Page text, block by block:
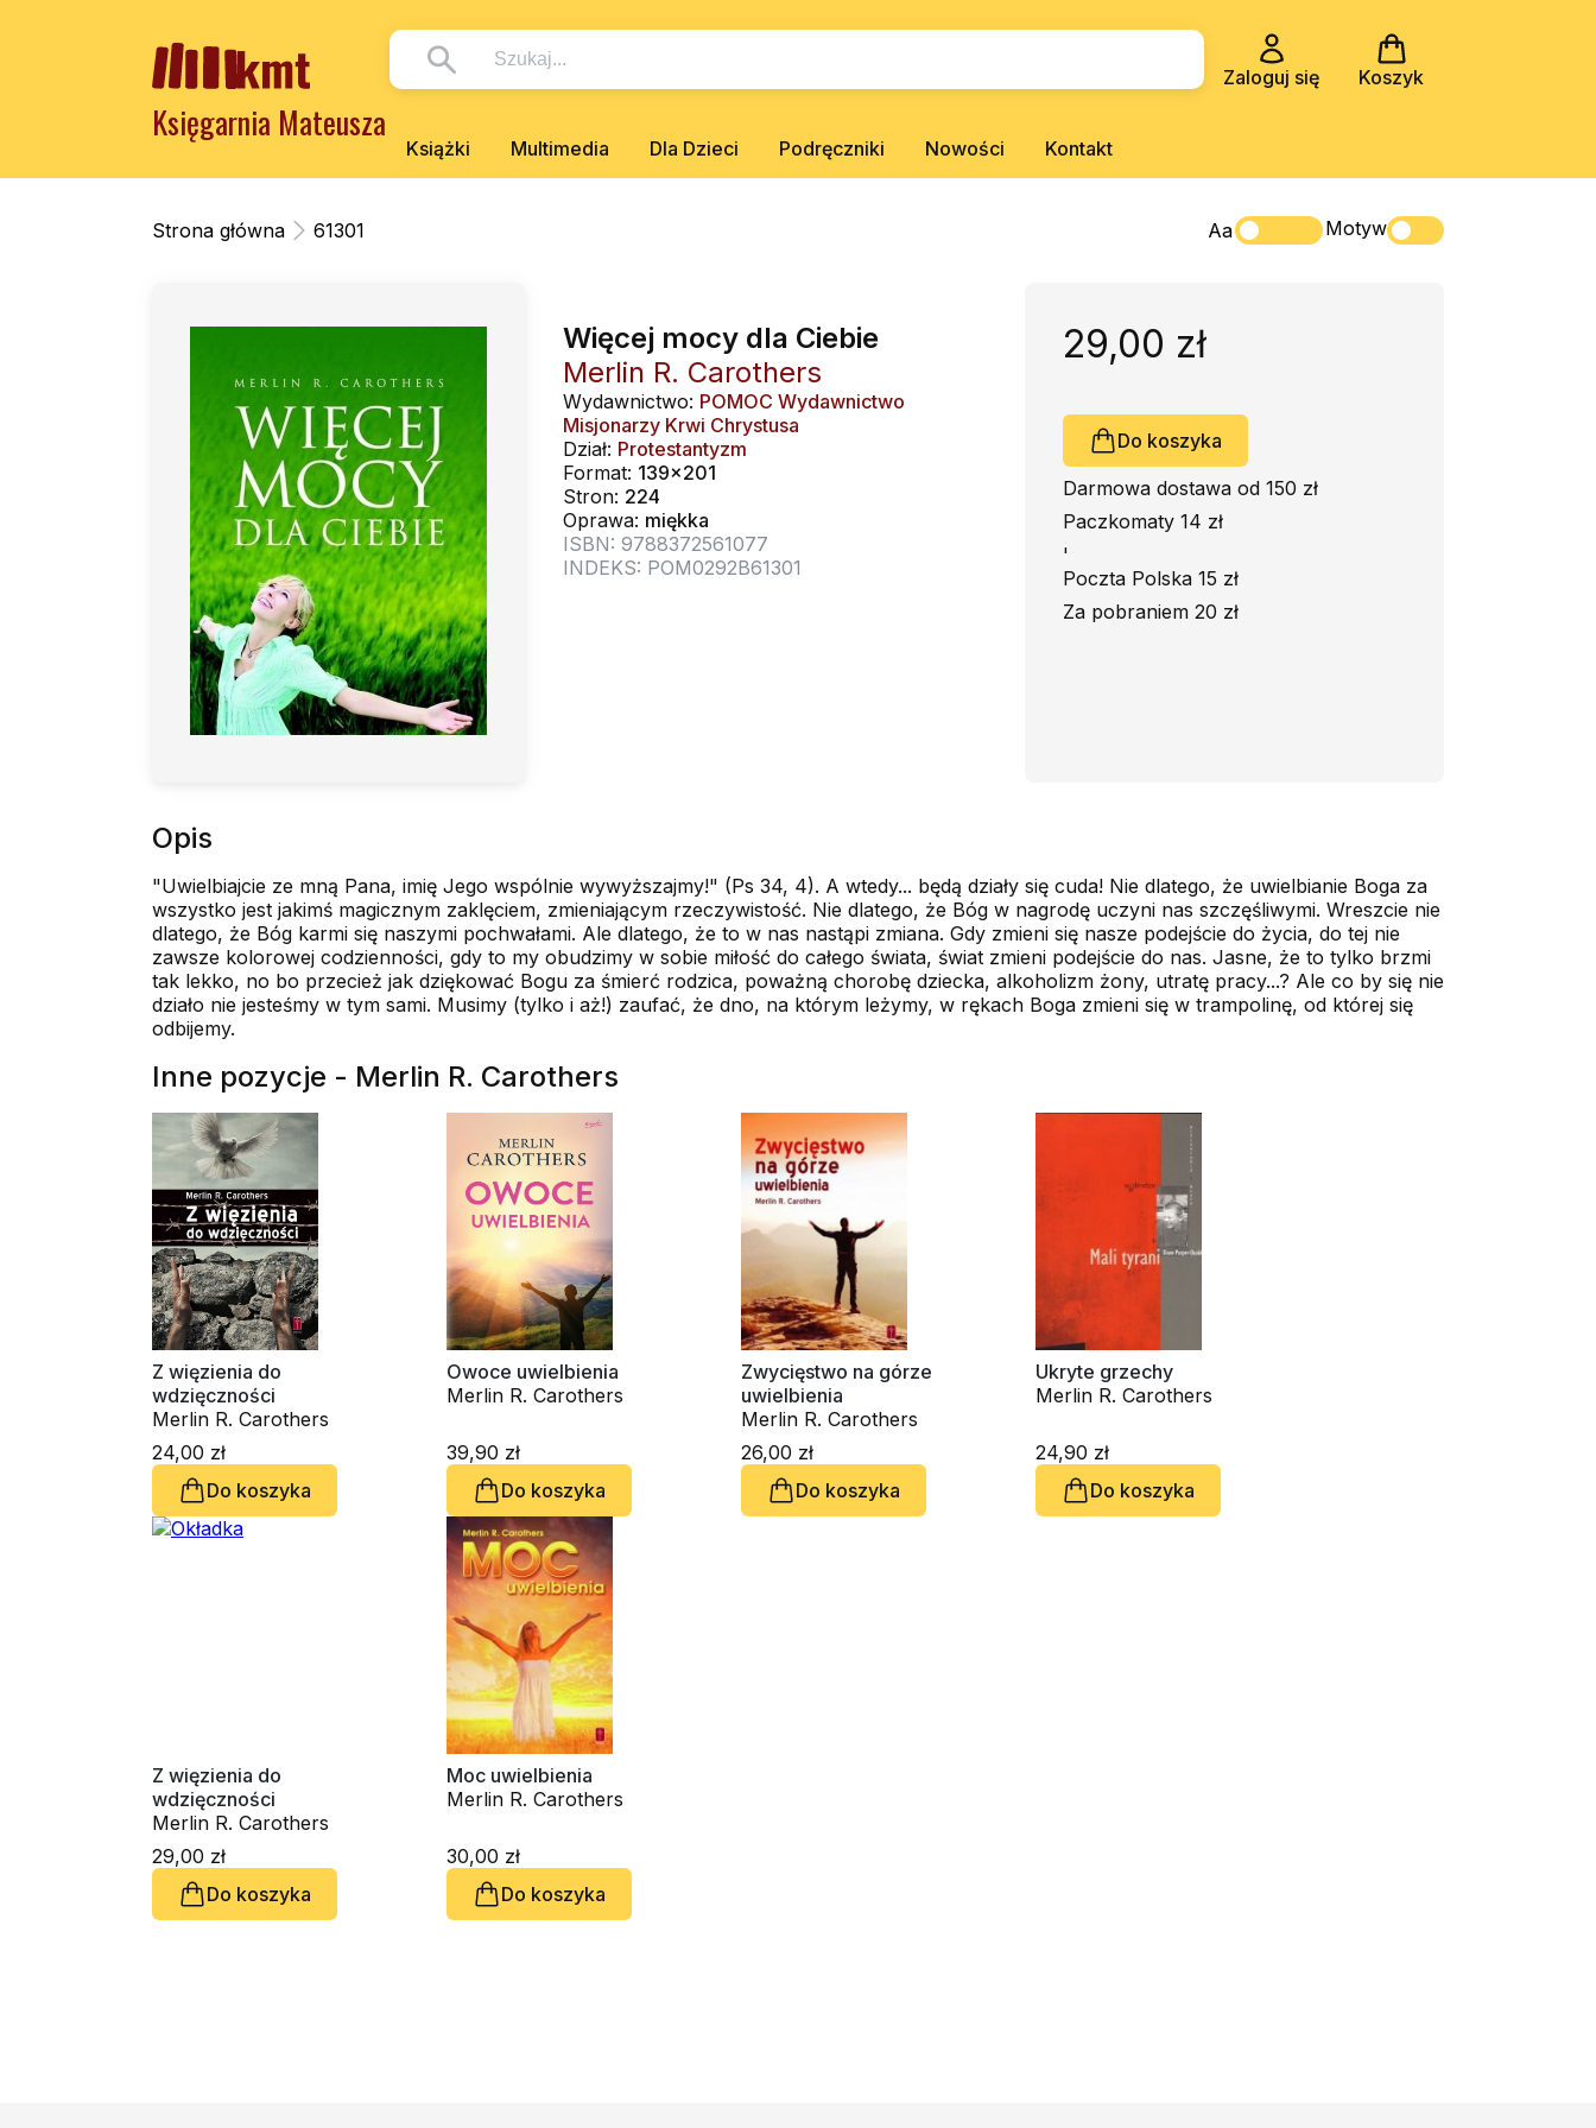
Zaloguj się Koszyk
Księgarnia Mateusza
Książki Multimedia Dla Dzieci Podręczniki Nowości Kontakt
Strona główna 61301 Aa Motyw
Więcej mocy dla Ciebie
Merlin R. Carothers
Wydawnictwo: POMOC Wydawnictwo
Misjonarzy Krwi Chrystusa
Dział: Protestantyzm
Format: 139x201
Stron: 224
Oprawa: miękka
ISBN: 9788372561077
INDEKS: POM0292B61301
29,00 zł
Do koszyka
Darmowa dostawa od 150 zł
Paczkomaty 14 zł
'
Poczta Polska 15 zł
Za pobraniem 20 zł
Opis
"Uwielbiajcie ze mną Pana, imię Jego wspólnie wywyższajmy!" (Ps 34, 4). A wtedy... będą działy się cuda! Nie dlatego, że uwielbianie Boga za
wszystko jest jakimś magicznym zaklęciem, zmieniającym rzeczywistość. Nie dlatego, że Bóg w nagrodę uczyni nas szczęśliwymi. Wreszcie nie
dlatego, że Bóg karmi się naszymi pochwałami. Ale dlatego, że to w nas nastąpi zmiana. Gdy zmieni się nasze podejście do życia, do tej nie
zawsze kolorowej codzienności, gdy to my obudzimy w sobie miłość do całego świata, świat zmieni podejście do nas. Jasne, że to tylko brzmi
tak lekko, no bo przecież jak dziękować Bogu za śmierć rodzica, poważną chorobę dziecka, alkoholizm żony, utratę pracy...? Ale co by się nie
działo nie jesteśmy w tym sami. Musimy (tylko i aż!) zaufać, że dno, na którym leżymy, w rękach Boga zmieni się w trampolinę, od której się
odbijemy.
Inne pozycje - Merlin R. Carothers
Z więzienia do
wdzięczności
Merlin R. Carothers
24,00 zł
Do koszyka
Owoce uwielbienia
Merlin R. Carothers
39,90 zł
Do koszyka
Zwycięstwo na górze
uwielbienia
Merlin R. Carothers
26,00 zł
Do koszyka
Ukryte grzechy
Merlin R. Carothers
24,90 zł
Do koszyka
Z więzienia do
wdzięczności
Merlin R. Carothers
29,00 zł
Do koszyka
Moc uwielbienia
Merlin R. Carothers
30,00 zł
Do koszyka